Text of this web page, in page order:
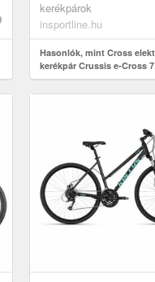
bármelyik kerékpár
e...
kerékpárok
insportline.hu
Hasonlók, mint Cross
kerékpár Crussis e-Cross
28" - 2025